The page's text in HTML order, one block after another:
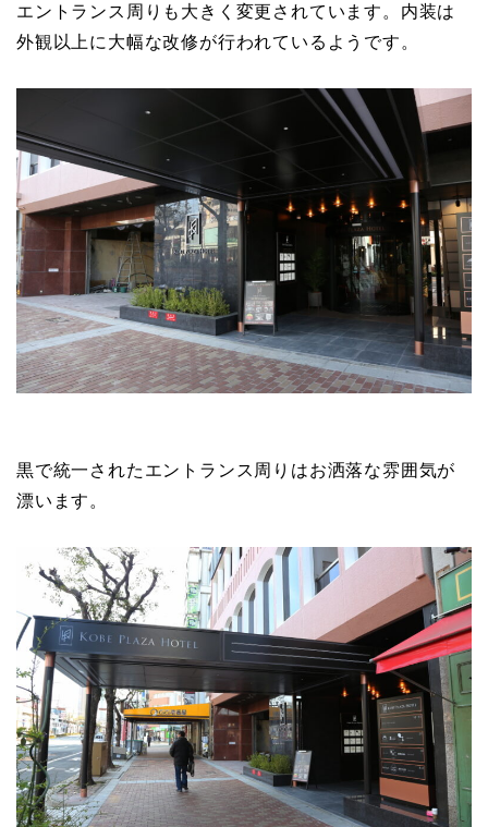
エントランス周りも大きく変更されています。内装は
外観以上に大幅な改修が行われているようです。
黒で統一されたエントランス周りはお洒落な雰囲気が
漂います。